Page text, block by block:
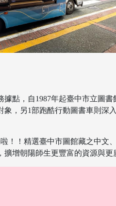
點，自1987年起臺中市立圖
象，另1部跑酷行動圖書車則
！！精選臺中市圖館藏之中
增朝陽師生更豐富的資源與更